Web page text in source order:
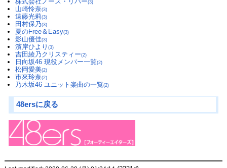
(3)
山崎怜奈(3)
遠藤光莉(3)
田村保乃(3)
夏のFree＆Easy(3)
影山優佳(3)
濱岸ひより (3)
吉田綾乃クリスティー(2)
日向坂46 現役メンバー一覧(2)
松岡愛美(2)
市來玲奈(2)
乃木坂46 ユニット楽曲の一覧(2)
48ersに戻る